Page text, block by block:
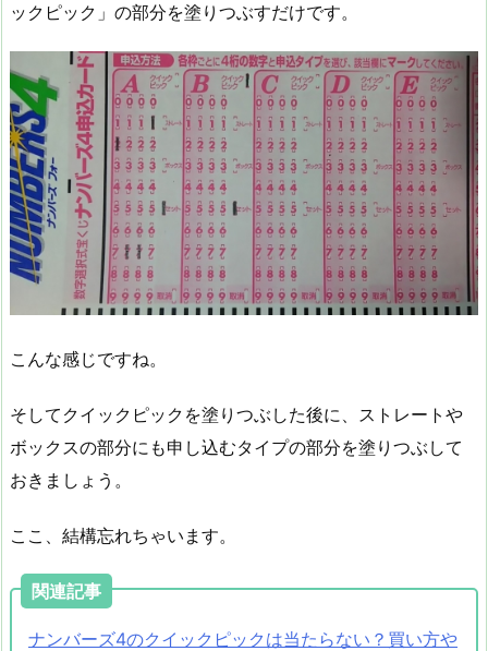
ックピック」の部分を塗りつぶすだけです。
こんな感じですね。
そしてクイックピックを塗りつぶした後に、ストレートや
ボックスの部分にも申し込むタイプの部分を塗りつぶして
おきましょう。
ここ、結構忘れちゃいます。
関連記事
ナンバーズ4のクイックピックは当たらない？買い方や